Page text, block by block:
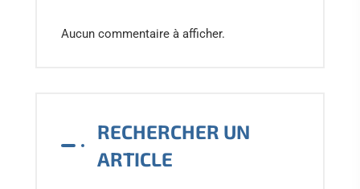
Aucun commentaire à afficher.
RECHERCHER UN
ARTICLE